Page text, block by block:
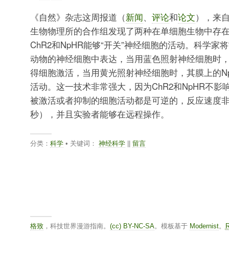
《自然》杂志这周报道（新闻、 评论和论文），来
生物物理所的合作组发现了两种在单细胞生物中存
ChR2和NpHR能够“开关”神经细胞的活动。科学家
动物的神经细胞中表达，当用蓝色照射神经细胞时
得细胞激活，当用黄光照射神经细胞时，其膜上的
活动。这一技术非常强大，因为ChR2和NpHR不影
被激活或者抑制的细胞活动都是可逆的，反应速度
秒），并且实验者能够在远程操作。
分类： 科学• 关键词： 神经科学|| 留言
格致，科技世界漫游指南。 (cc) BY-NC-SA。模板基于 Modernist。